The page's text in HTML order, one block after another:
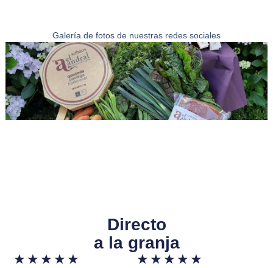
Galería de fotos de nuestras redes sociales
Directo
a la granja
★ ★ ★ ★ ★ ★ ★ ★ ★ ★